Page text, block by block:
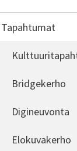
Tapahtumat
Bridgekerho
Digineuvonta
Elokuvakerho